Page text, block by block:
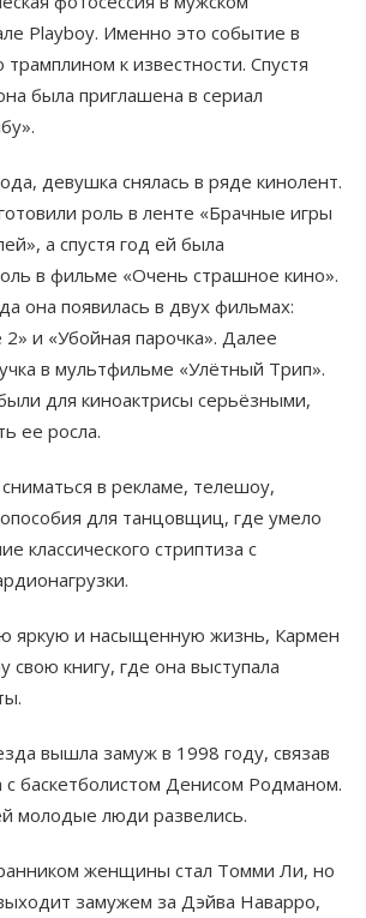
Playboy. Именно это событие в
к известности. Спустя
была приглашена в сериал
девушка снялась в ряде кинолент.
роль в ленте «Брачные игры
а спустя год ей была
в фильме «Очень страшное кино».
она появилась в двух фильмах:
и «Убойная парочка». Далее
в мультфильме «Улётный Трип».
для киноактрисы серьёзными,
ее росла.
в рекламе, телешоу,
для танцовщиц, где умело
классического стриптиза с
яркую и насыщенную жизнь, Кармен
свою книгу, где она выступала
вышла замуж в 1998 году, связав
с баскетболистом Денисом Родманом.
молодые люди развелись.
женщины стал Томми Ли, но
замужем за Дэйва Наварро,